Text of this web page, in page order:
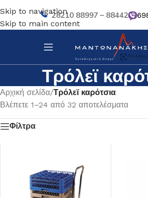
Skip to navigation
Skip to main content
28210 88997 – 88442
Τρόλεϊ
Αρχική σελίδα/Τρόλεϊ καρότσια
Βλέπετε 1–24 από 32 αποτελέσματα
Φίλτρα